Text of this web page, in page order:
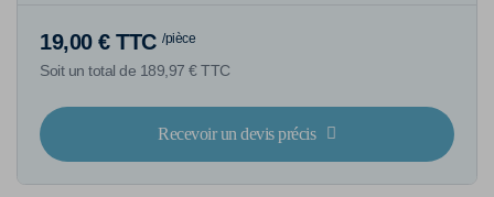
19,00 € TTC /pièce
Soit un total de 189,97 € TTC
Recevoir un devis précis